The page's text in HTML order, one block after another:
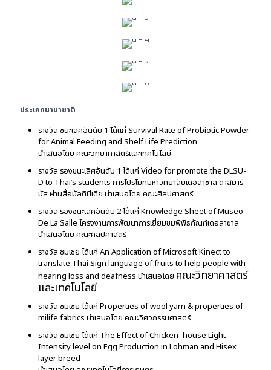
ประเภทนานาชาติ
รางวัล ชนะเลิศอันดับ 1 ได้แก่ Survival Rate of Probiotic Powder
for Animal Feeding and Shelf Life Prediction
นำเสนอโดย คณะวิทยาศาสตร์และเทคโนโลยี
รางวัล รองชนะเลิศอันดับ 1 ได้แก่ Video for promote the DLSU-
D to Thai’s students การโปรโมทมหาวิทยาลัยเดอลาซาล ดาสมารี
นัส ผ่านสื่อมัลติมีเดีย นำเสนอโดย คณะศิลปศาสตร์
รางวัล รองชนะเลิศอันดับ 2 ได้แก่ Knowledge Sheet of Museo
De La Salle โครงงานการพัฒนาการเยี่ยมชมพิพิธภัณฑ์เดอลาซาล
นำเสนอโดย คณะศิลปศาสตร์
รางวัล ชมเชย ได้แก่ An Application of Microsoft Kinect to
translate Thai Sign language of fruits to help people with
hearing loss and deafness นำเสนอโดย คณะวิทยาศาสตร์
และเทคโนโลยี
รางวัล ชมเชย ได้แก่ Properties of wool yarn & properties of
milife fabrics นำเสนอโดย คณะวิศวกรรมศาสตร์
รางวัล ชมเชย ได้แก่ The Effect of Chicken–house Light
Intensity level on Egg Production in Lohman and Hisex
layer breed